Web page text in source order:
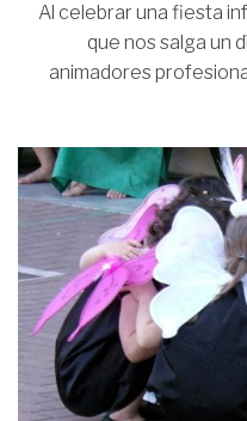
Al celebrar una fiesta
que nos salga un
animadores